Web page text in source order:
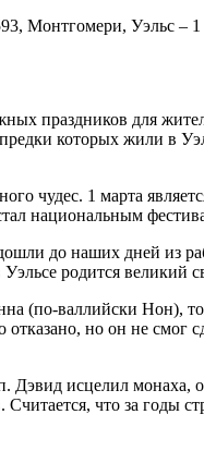
Монтгомери, Уэльс –
праздников для
которых жили в
чудес. 1 марта
национальным
до наших дней из
родится великий
(по-валлийски Нон),
но он не смог
исцелил монаха,
что за